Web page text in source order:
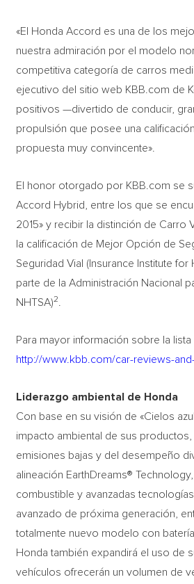
«El Honda Accord es una de los
nuestra admiración por el modelo
competitiva categoría de carros
ejecutivo del sitio web KBB.com de
positivos —divertido de conducir,
propulsión que posee una
propuesta muy convincente».
El honor otorgado por KBB.com se
Accord Hybrid, entre los que se
2015» y recibir la distinción de
la calificación de Mejor Opción de
Seguridad Vial (Insurance Institute
parte de la Administración Nacional
NHTSA)2
Para mayor información sobre la
http://www.kbb.com/car-reviews-
Liderazgo ambiental de Honda
Con base en su visión de «Cielos
impacto ambiental de sus
emisiones bajas y del desempeño
alineación EarthDreams®
combustible y avanzadas
avanzado de próxima generación,
totalmente nuevo modelo con
Honda también expandirá el uso de
vehículos ofrecerán un volumen de